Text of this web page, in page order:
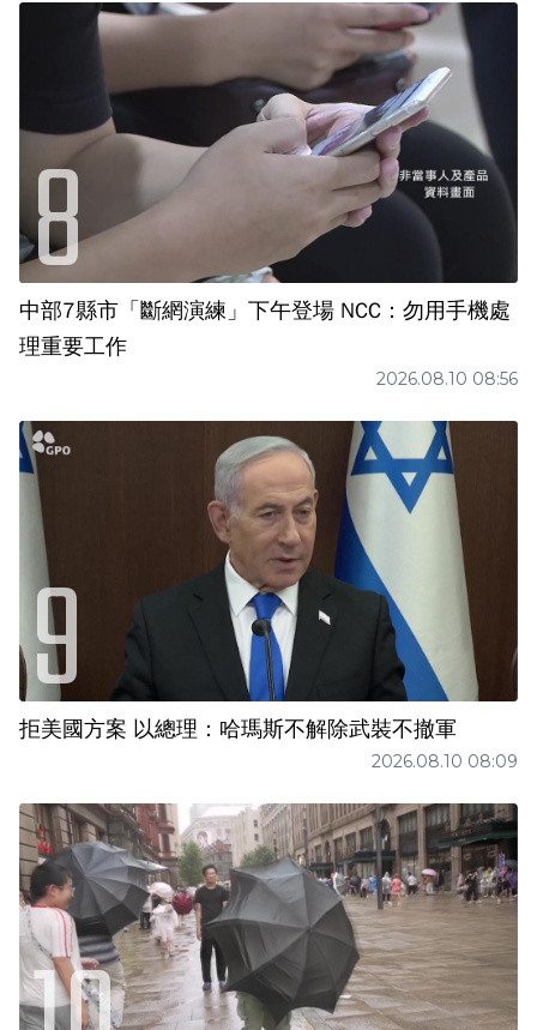
中部7縣市「斷網演練」下午登場 NCC：勿用手機處
理重要工作
2026.08.10 08:56
拒美國方案 以總理：哈瑪斯不解除武裝不撤軍
2026.08.10 08:09